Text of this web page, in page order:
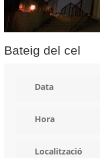
Bateig del cel
Data
Hora
Localització